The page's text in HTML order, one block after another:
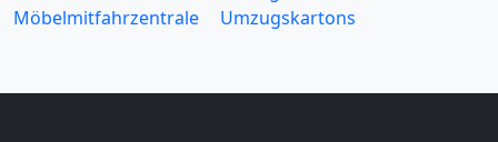
Möbelmitfahrzentrale
Umzugskartons